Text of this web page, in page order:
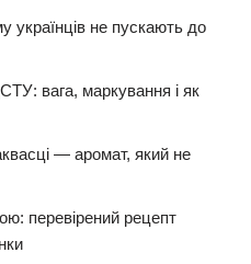
українців не пускають до
вага, маркування і як
— аромат, який не
перевірений рецепт